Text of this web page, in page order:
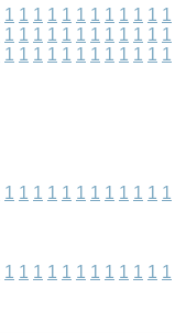
1 1 1 1 1 1 1 1 1 1 1 1
1 1 1 1 1 1 1 1 1 1 1 1
1 1 1 1 1 1 1 1 1 1 1 1
1 1 1 1 1 1 1 1 1 1 1 1
1 1 1 1 1 1 1 1 1 1 1 1